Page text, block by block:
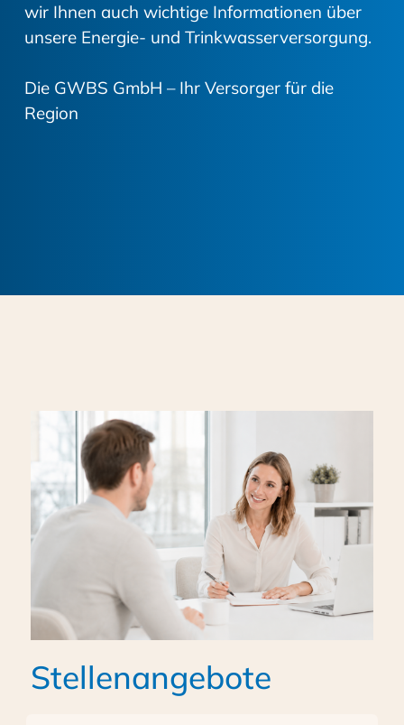
wir Ihnen auch wichtige Informationen über
unsere Energie- und Trinkwasserversorgung.
Die GWBS GmbH – Ihr Versorger für die
Region
Stellenangebote